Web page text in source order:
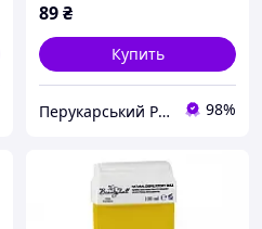
89₴
Купить
Перукарський Рай 98%